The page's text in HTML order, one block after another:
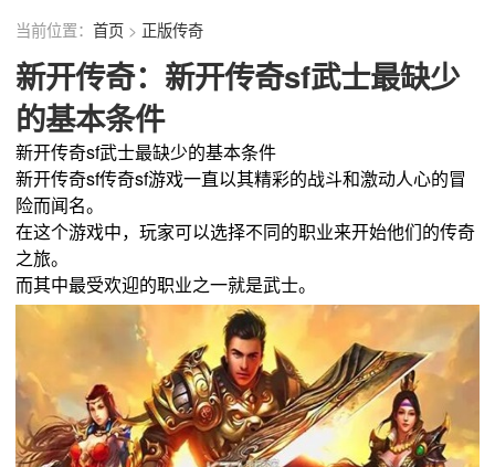
复古传奇
当前位置：首页 > 正版传奇
新开传奇：新开传奇sf武士最缺少
的基本条件
新开传奇sf武士最缺少的基本条件
新开传奇sf传奇sf游戏一直以其精彩的战斗和激动人心的冒
险而闻名。
在这个游戏中，玩家可以选择不同的职业来开始他们的传奇
之旅。
而其中最受欢迎的职业之一就是武士。